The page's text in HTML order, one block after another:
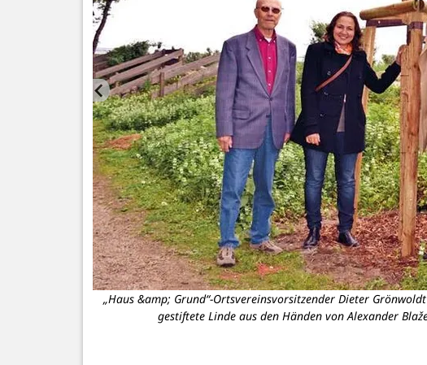
„Haus &amp; Grund“-Ortsvereinsvorsitzender Dieter
gestiftete Linde aus den Händen von Alexander